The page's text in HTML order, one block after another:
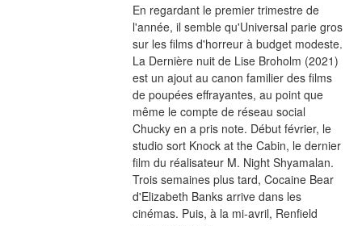
En regardant le premier trimestre de
l'année, il semble qu'Universal parie gros
sur les films d'horreur à budget modeste.
La Dernière nuit de Lise Broholm (2021)
est un ajout au canon familier des films
de poupées effrayantes, au point que
même le compte de réseau social
Chucky en a pris note. Début février, le
studio sort Knock at the Cabin, le dernier
film du réalisateur M. Night Shyamalan.
Trois semaines plus tard, Cocaine Bear
d'Elizabeth Banks arrive dans les
cinémas. Puis, à la mi-avril, Renfield